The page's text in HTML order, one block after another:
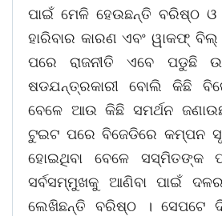
ପାଇଁ ମେଳି ହେଉଛନ୍ତି ବରିଷ୍ଠ ଓ
ହାରିବାର କାରଣ ଏବଂ ୱାକଫ୍
ପରେ ରାଜନୀତି ଏବେ ପଡୁଛି
ଷଡଯନ୍ତ୍ରକାରୀ ବୋଲି କିଛି
ବେଳେ ଆଉ କିଛି ସମର୍ଥନ
ଟୁଇଟ ପରେ ବିଜେଡିରେ କମ୍ପନ
ହୋଇଥିବା ବେଳେ ସସ୍ମିତଙ୍କ
ସର୍ବସମ୍ମୁଖକୁ ଆଣିବା ପାଇଁ
ଲେଖିଛନ୍ତି ବରିଷ୍ଠ । ସେପଟେ